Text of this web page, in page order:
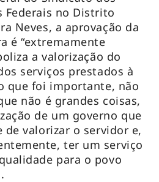
Federais no Distrito
Neves, a aprovação da
é “extremamente
a valorização do
serviços prestados à
que foi importante, não
não é grandes coisas,
de um governo que
valorizar o servidor e,
ter um serviço
para o povo